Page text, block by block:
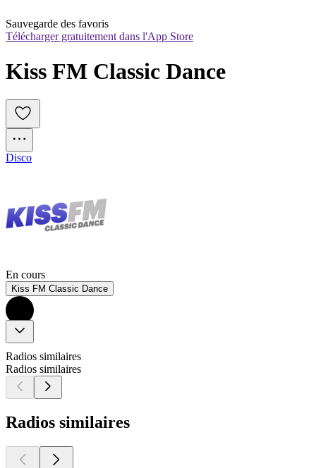
Sauvegarde des favoris
Télécharger gratuitement dans l'App Store
Kiss FM Classic Dance
Disco
En cours
Kiss FM Classic Dance
Radios similaires
Radios similaires
Radios similaires